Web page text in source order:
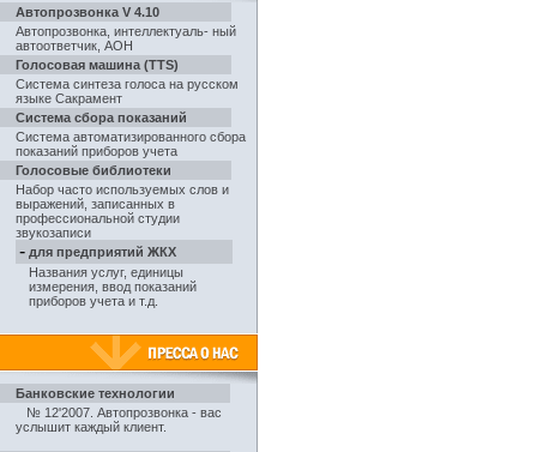
Автопрозвонка V 4.10
Автопрозвонка интеллектуаль- ный
автоответчик, АОН
Голосовая машина (TTS)
Система синтеза голоса на русском
языке Сакрамент
Система сбора показаний
Система автоматизированного сбора
показаний приборов учета
Голосовые библиотеки
Набор часто используемых слов и
выражений, записанных в
профессиональной студии
звукозаписи
- для предприятий ЖКХ
Названия услуг, единицы
измерения, ввод показаний
приборов учета и т.д.
Банковские технологии
№ 12'2007. Автопрозвонка - вас
услышит каждый клиент.